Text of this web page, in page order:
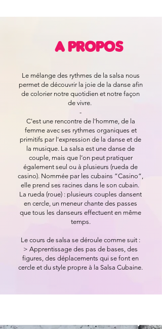
A Propos
Le mélange des rythmes de la salsa nous
permet de découvrir la joie de la danse afin
de colorier notre quotidien et notre façon
de vivre.
-
C'est une rencontre de l'homme, de la
femme avec ses rythmes organiques et
primitifs par l'expression de la danse et de
la musique. La salsa est une danse de
couple, mais que l’on peut pratiquer
également seul ou à plusieurs (rueda de
casino). Nommée par les cubains ”Casino”,
elle prend ses racines dans le son cubain.
La rueda (roue) : plusieurs couples dansent
en cercle, un meneur chante des passes
que tous les danseurs effectuent en même
temps.
Le cours de salsa se déroule comme suit :
> Apprentissage des pas de bases, des
figures, des déplacements qui se font en
cercle et du style propre à la Salsa Cubaine.